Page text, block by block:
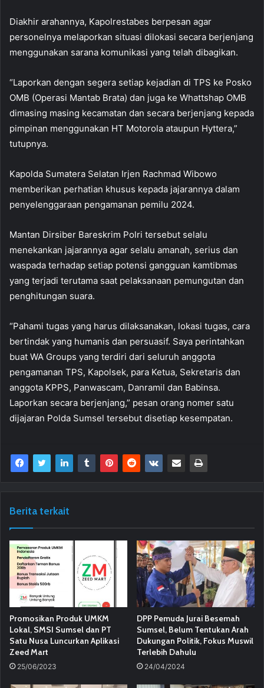
Diakhir arahannya, Kapolrestabes berpesan agar
personelnya melaporkan situasi dilokasi secara berjenjang
menggunakan sarana komunikasi yang telah dibagikan.
“Laporkan dengan segera setiap kejadian di TPS ke Posko
OMB (Operasi Mantab Brata) dan juga ke Whattshap OMB
dimasing masing kecamatan dan secara berjenjang kepada
pimpinan menggunakan HT Motorola ataupun Hyttera,”
tutupnya.
Kapolda Sumatera Selatan Irjen Rachmad Wibowo
memberikan perhatian khusus kepada jajarannya dalam
penyelenggaraan pengamanan pemilu 2024.
Mantan Dirsiber Bareskrim Polri tersebut selalu
menekankan jajarannya agar selalu amanah, serius dan
waspada terhadap setiap potensi gangguan kamtibmas
yang terjadi terutama saat pelaksanaan pemungutan dan
penghitungan suara.
“Pahami tugas yang harus dilaksanakan, lokasi tugas, cara
bertindak yang humanis dan persuasif. Saya perintahkan
buat WA Groups yang terdiri dari seluruh anggota
pengamanan TPS, Kapolsek, para Ketua, Sekretaris dan
anggota KPPS, Panwascam, Danramil dan Babinsa.
Laporkan secara berjenjang,” pesan orang nomer satu
dijajaran Polda Sumsel tersebut disetiap kesempatan.
Berita terkait
Promosikan Produk UMKM
Lokal, SMSI Sumsel dan PT
Satu Nusa Luncurkan Aplikasi
Zeed Mart
25/06/2023
DPP Pemuda Jurai Besemah
Sumsel, Belum Tentukan Arah
Dukungan Politik, Fokus Muswil
Terlebih Dahulu
24/04/2024